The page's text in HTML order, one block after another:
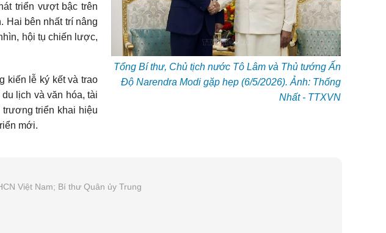
Tổng Bí thư, Chủ tịch nước Tô Lâm và Thủ tướng Ấn
Độ Narendra Modi gặp hẹp (6/5/2026). Ảnh: Thống
Nhất - TTXVN
triển vượt bậc trên
Hai bên nhất trí nâng
hội tụ chiến lược,
kiến lễ ký kết và trao
lịch và văn hóa, tài
triển khai hiệu
mới.
Việt Nam; Bí thư Quân ủy Trung